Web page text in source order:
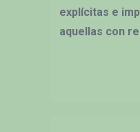
explícitas e
aquellas con